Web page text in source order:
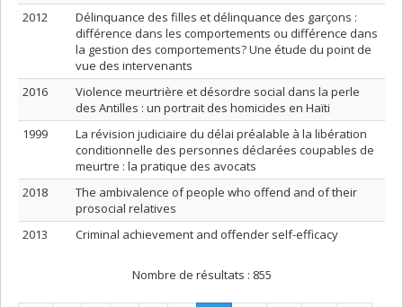
2012
Délinquance des filles et délinquance des garçons :
différence dans les comportements ou différence dans
la gestion des comportements? Une étude du point de
vue des intervenants
2016
Violence meurtrière et désordre social dans la perle
des Antilles : un portrait des homicides en Haïti
1999
La révision judiciaire du délai préalable à la libération
conditionnelle des personnes déclarées coupables de
meurtre : la pratique des avocats
2018
The ambivalence of people who offend and of their
prosocial relatives
2013
Criminal achievement and offender self-efficacy
Nombre de résultats : 855